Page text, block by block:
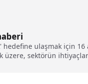
ulaşmak için 16
sektörün